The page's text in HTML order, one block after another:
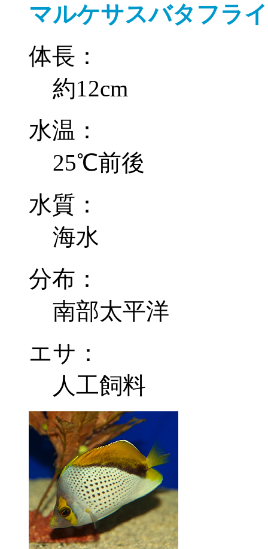
マルケサスバタフラ
体長：
約12cm
水温：
25℃前後
水質：
海水
分布：
南部太平洋
エサ：
人工飼料